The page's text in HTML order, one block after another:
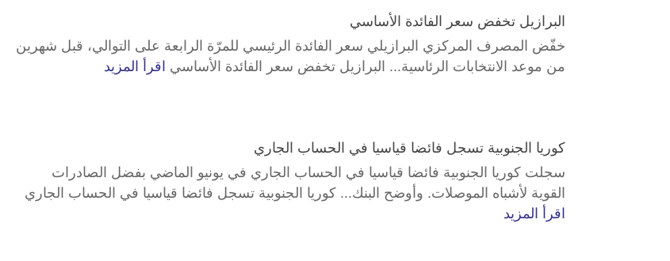
البرازيل تخفض سعر الفائدة الأساسي
خفّض المصرف المركزي البرازيلي سعر الفائدة الرئيسي للمرّة الرابعة على التوالي، قبل شهرين
من موعد الانتخابات الرئاسية... البرازيل تخفض سعر الفائدة الأساسي اقرأ المزيد
كوريا الجنوبية تسجل فائضا قياسيا في الحساب الجاري
سجلت كوريا الجنوبية فائضا قياسيا في الحساب الجاري في يونيو الماضي بفضل الصادرات
‌القوية لأشباه الموصلات. وأوضح البنك... كوريا الجنوبية تسجل فائضا قياسيا في الحساب الجاري
اقرأ المزيد